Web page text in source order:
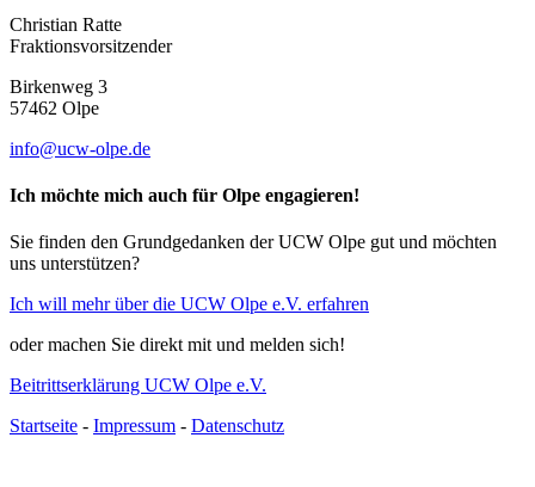
Christian Ratte
Fraktionsvorsitzender
Birkenweg 3
57462 Olpe
info@ucw-olpe.de
Ich möchte mich auch für Olpe engagieren!
Sie finden den Grundgedanken der UCW Olpe gut und möchten
uns unterstützen?
Ich will mehr über die UCW Olpe e.V. erfahren
oder machen Sie direkt mit und melden sich!
Beitrittserklärung UCW Olpe e.V.
Startseite - Impressum - Datenschutz